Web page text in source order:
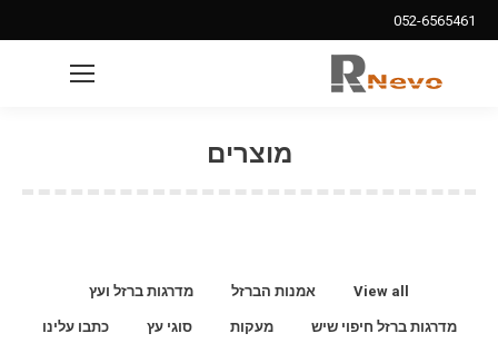
052-6565461
Search:
מוצרים
View all אמנות הברזל מדרגות ברזל ועץ
מדרגות ברזל חיפוי שיש מעקות סוגי עץ כתבו עלינו